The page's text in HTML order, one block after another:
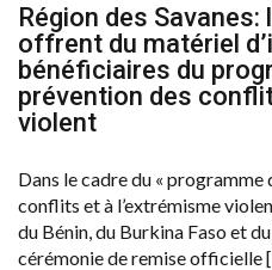
Région des Savanes:
offrent du matériel
bénéficiaires du
prévention des
violent
Dans le cadre du « programme
conflits et à l’extrémisme
du Bénin, du Burkina Faso et
cérémonie de remise officielle